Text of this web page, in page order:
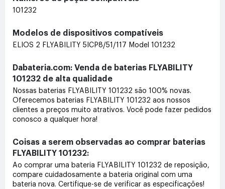
101232
Modelos de dispositivos compatíveis
ELIOS 2 FLYABILITY 5ICP8/51/117 Model 101232
Dabateria.com: Venda de baterias FLYABILITY
101232 de alta qualidade
Nossas baterias FLYABILITY 101232 são 100% novas.
Oferecemos baterias FLYABILITY 101232 aos nossos
clientes a preços muito atrativos. Você pode fazer pedidos
conosco a qualquer hora!
Coisas a serem observadas ao comprar baterias
FLYABILITY 101232:
Ao comprar uma bateria FLYABILITY 101232 de reposição,
compare cuidadosamente a bateria original com uma
bateria nova. Certifique-se de verificar as especificações!